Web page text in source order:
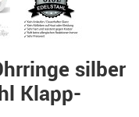
silber
Klapp-